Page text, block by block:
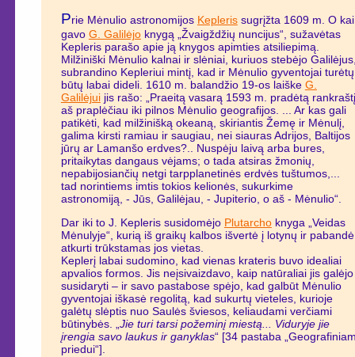
Prie Mėnulio astronomijos Keplerissugrįžta 1609 m. O kai
gavo G. Galilėjoknygą „Žvaigždžių nuncijus“, sužavėtas
Kepleris parašo apie ją knygos apimties atsiliepimą.
Milžiniški Mėnulio kalnai ir slėniai, kuriuos stebėjo
subrandino Kepleriui mintį, kad ir Mėnulio gyventojai turėtų
būtų labai dideli. 1610 m. balandžio 19-os laiške G.
Galilėjuijis rašo: „Praeitą vasarą 1593 m. pradėtą rankraštį
aš praplėčiau iki pilnos Mėnulio geografijos. ... Ar kas gali
patikėti, kad milžinišką okeaną, skiriantis Žemę ir Mėnulį,
galima kirsti ramiau ir saugiau, nei siauras Adrijos, Baltijos
jūrų ar Lamanšo erdves?.. Nuspėju laivą arba bures,
pritaikytas dangaus vėjams; o tada atsiras žmonių,
nepabijosiančių netgi tarpplanetinės erdvės tuštumos,...
tad norintiems imtis tokios kelionės, sukurkime
astronomiją, - Jūs, Galilėjau, - Jupiterio, o aš - Mėnulio“.
Dar iki to J. Kepleris susidomėjo Plutarchoknyga „Veidas
Mėnulyje“, kurią iš graikų kalbos išvertė į lotynų ir pabandė
atkurti trūkstamas jos vietas.
Keplerį labai sudomino, kad vienas krateris buvo idealiai
apvalios formos. Jis neįsivaizdavo, kaip natūraliai jis galėjo
susidaryti – ir savo pastabose spėjo, kad galbūt Mėnulio
gyventojai iškasė regolitą, kad sukurtų vieteles, kurioje
galėtų slėptis nuo Saulės šviesos, keliaudami verčiami
būtinybės. „Jie turi tarsi požeminį miestą... Viduryje jie
įrengia savo laukus ir ganyklas“ [34 pastaba
priedui“].